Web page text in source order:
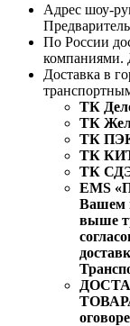
Адрес шоу-
По России
компаниями.
Доставка в
ТК
ТК
ТК
ТК
ТК
EMS
Вашем
выше